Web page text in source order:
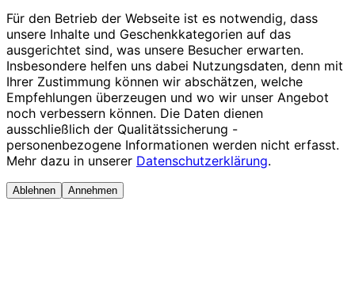
Für den Betrieb der Webseite ist es notwendig, dass
unsere Inhalte und Geschenkkategorien auf das
ausgerichtet sind, was unsere Besucher erwarten.
Insbesondere helfen uns dabei Nutzungsdaten, denn mit
Ihrer Zustimmung können wir abschätzen, welche
Empfehlungen überzeugen und wo wir unser Angebot
noch verbessern können. Die Daten dienen
ausschließlich der Qualitätssicherung -
personenbezogene Informationen werden nicht erfasst.
Mehr dazu in unserer Datenschutzerklärung.
Ablehnen Annehmen